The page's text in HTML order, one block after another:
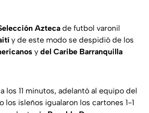
Azteca de futbol varonil
y de este modo se despidió de los
y del Caribe Barranquilla
los 11 minutos, adelantó al equipo del
los isleños igualaron los cartones 1-1